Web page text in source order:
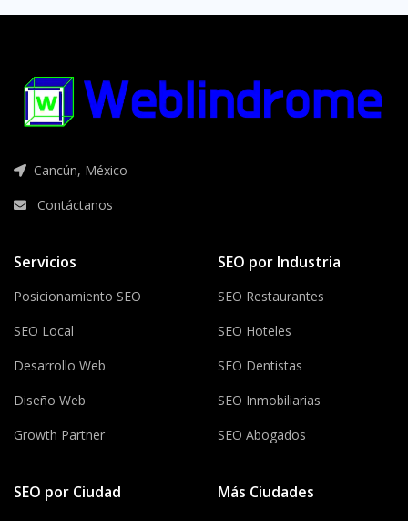
Cancún, México
Contáctanos
Servicios
Posicionamiento SEO
SEO Local
Desarrollo Web
Diseño Web
Growth Partner
SEO por Industria
SEO Restaurantes
SEO Hoteles
SEO Dentistas
SEO Inmobiliarias
SEO Abogados
SEO por Ciudad Más Ciudades